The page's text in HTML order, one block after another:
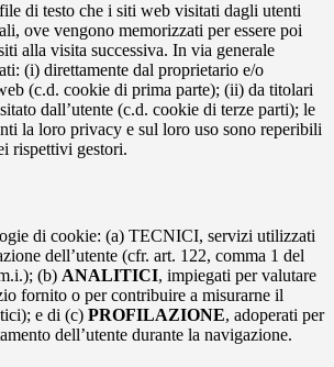
di testo che i siti web visitati dagli utenti
ove vengono memorizzati per essere poi
alla visita successiva. In via generale
(i) direttamente dal proprietario e/o
(c.d. cookie di prima parte); (ii) da titolari
dall’utente (c.d. cookie di terze parti); le
la loro privacy e sul loro uso sono reperibili
rispettivi gestori.
di cookie: (a) TECNICI, servizi utilizzati
dell’utente (cfr. art. 122, comma 1 del
(b) ANALITICI, impiegati per valutare
fornito o per contribuire a misurarne il
e di (c) PROFILAZIONE, adoperati per
dell’utente durante la navigazione.